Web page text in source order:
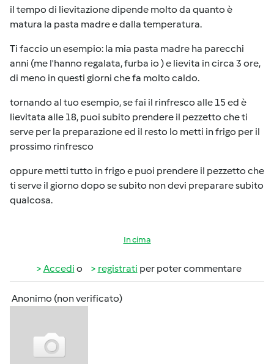
il tempo di lievitazione dipende molto da quanto è
matura la pasta madre e dalla temperatura.
Ti faccio un esempio: la mia pasta madre ha parecchi
anni (me l'hanno regalata, furba io ) e lievita in circa 3 ore,
di meno in questi giorni che fa molto caldo.
tornando al tuo esempio, se fai il rinfresco alle 15 ed è
lievitata alle 18, puoi subito prendere il pezzetto che ti
serve per la preparazione ed il resto lo metti in frigo per il
prossimo rinfresco
oppure metti tutto in frigo e puoi prendere il pezzetto che
ti serve il giorno dopo se subito non devi preparare subito
qualcosa.
In cima
Accedi o registrati per poter commentare
Anonimo (non verificato)